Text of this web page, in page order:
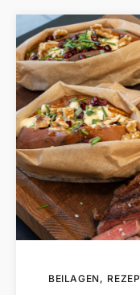
BEILAGEN